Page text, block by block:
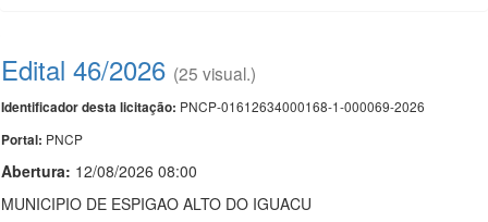
Edital 46/2026 (25 visual.)
Identificador desta licitação: PNCP-01612634000168-1-000069-2026
Portal: PNCP
Abertura: 12/08/2026 08:00
MUNICIPIO DE ESPIGAO ALTO DO IGUACU